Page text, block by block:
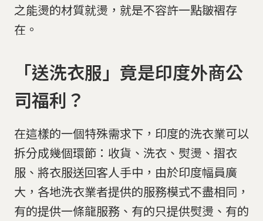
之能燙的材質就燙，就是不容許一點皺褶存
在。
「送洗衣服」竟是印度外商公
司福利？
在這樣的一個特殊需求下，印度的洗衣業可以
拆分成幾個環節：收貨、洗衣、熨燙、摺衣
服、將衣服送回客人手中，由於印度幅員廣
大，各地洗衣業者提供的服務模式不盡相同，
有的提供一條龍服務、有的只提供熨燙、有的